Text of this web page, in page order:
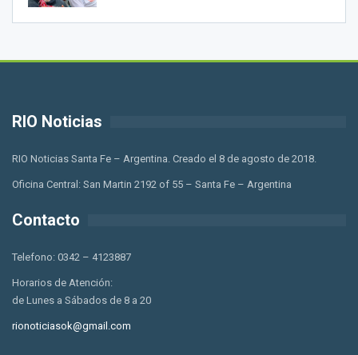
RIO Noticias
RIO Noticias Santa Fe – Argentina. Creado el 8 de agosto de 2018.
Oficina Central: San Martin 2192 of 55 – Santa Fe – Argentina
Contacto
Telefono: 0342 – 4123887
Horarios de Atención:
de Lunes a Sábados de 8 a 20
rionoticiasok@gmail.com